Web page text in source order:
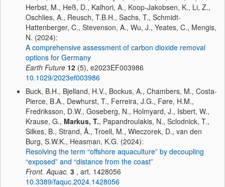
Herbst, M., Heß, D., Kalhori, A., Koop-Jakobsen, K., Li, Z.,
Oschlies, A., Reusch, T.B.H., Sachs, T., Schmidt-
Hattenberger, C., Stevenson, A., Wu, J., Yeates, C., Mengis,
N. (2024):
A comprehensive assessment of carbon dioxide removal
options for Germany
Earth Future 12 (5), e2023EF003986
10.1029/2023ef003986
Buck, B.H., Bjelland, H.V., Bockus, A., Chambers, M., Costa-
Pierce, B.A., Dewhurst, T., Ferreira, J.G., Føre, H.M.,
Fredriksson, D.W., Goseberg, N., Holmyard, J., Isbert, W.,
Krause, G., Markus, T., Papandroulakis, N., Sclodnick, T.,
Silkes, B., Strand, Å., Troell, M., Wieczorek, D., van den
Burg, S.W.K., Heasman, K.G. (2024):
Resolving the term “offshore aquaculture” by decoupling
“exposed” and “distance from the coast”
Front. Aquac. 3 , art. 1428056
10.3389/faquc.2024.1428056